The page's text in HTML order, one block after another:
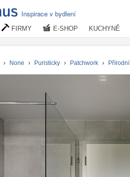
Inspirace v bydlení
FIRMY E-SHOP KUCHYNĚ
› None › Puristicky › Patchwork › Přírodní